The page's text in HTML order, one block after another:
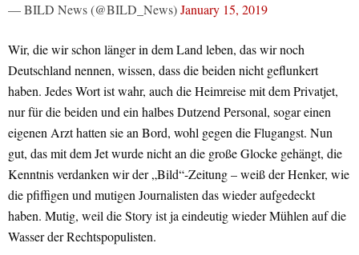
— BILD News (@BILD_News)January 15, 2019
Wir, die wir schon länger in dem Land leben, das wir noch
Deutschland nennen, wissen, dass die beiden nicht geflunkert
haben. Jedes Wort ist wahr, auch die Heimreise mit dem Privatjet,
nur für die beiden und ein halbes Dutzend Personal, sogar einen
eigenen Arzt hatten sie an Bord, wohl gegen die Flugangst. Nun
gut, das mit dem Jet wurde nicht an die große Glocke gehängt, die
Kenntnis verdanken wir der „Bild“-Zeitung – weiß der Henker, wie
die pfiffigen und mutigen Journalisten das wieder aufgedeckt
haben. Mutig, weil die Story ist ja eindeutig wieder Mühlen auf die
Wasser der Rechtspopulisten.